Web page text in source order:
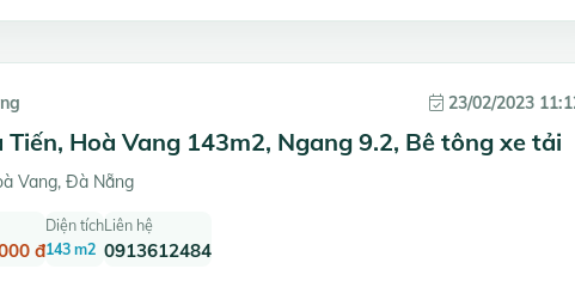
23/02/2023
Hoà Vang 143m2, Ngang 9.2, Bê tông xe tải
Vang, Đà Nẵng
đ
Diện tích
143 m2
Liên hệ
0913612484